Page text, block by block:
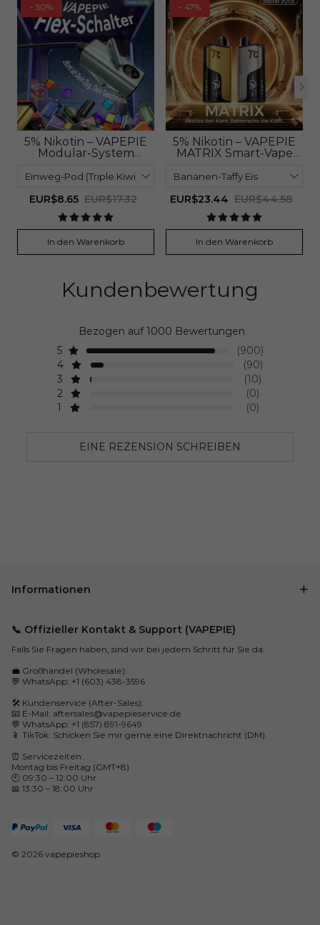
- 50%
5% Nikotin – VAPEPIE
Modular-System
Züge)
EUR$8.65 EUR$17.32
In den Warenkorb
- 47%
5% Nikotin – VAPEPIE
MATRIX Smart-Vape
EUR$23.44 EUR$44.58
In den Warenkorb
Kundenbewertung
Bezogen auf 1000 Bewertungen
5
(900)
4
(90)
3
(10)
2
(0)
1
(0)
EINE REZENSION SCHREIBEN
Informationen
📞 Offizieller Kontakt & Support (VAPEPIE)
Falls Sie Fragen haben, sind wir bei jedem Schritt für Sie da:
💼 Großhandel (Wholesale):
💬 WhatsApp: +1 (603) 438-3596
🛠️ Kundenservice (After-Sales):
📧 E-Mail: aftersales@vapepieservice.de
💬 WhatsApp: +1 (857) 891-9649
📱 TikTok: Schicken Sie mir gerne eine Direktnachricht (DM).
⏰ Servicezeiten:
Montag bis Freitag (GMT+8)
🕙 09:30 – 12:00 Uhr
📖 13:30 – 18:00 Uhr
© 2026 vapepieshop